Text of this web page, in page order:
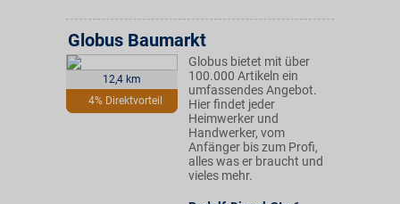
12,4 km
4% Direktvorteil
Globus Baumarkt
Globus bietet mit über
100.000 Artikeln ein
umfassendes Angebot.
Hier findet jeder
Heimwerker und
Handwerker, vom
Anfänger bis zum Profi,
alles was er braucht und
vieles mehr.